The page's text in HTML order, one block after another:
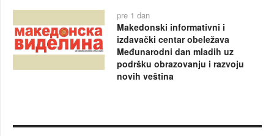
pre 1 dan
Makedonski informativni i
izdavački centar obeležava
Međunarodni dan mladih uz
podršku obrazovanju i razvoju
novih veština